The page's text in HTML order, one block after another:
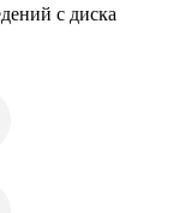
с диска